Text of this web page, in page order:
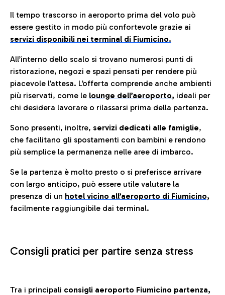
Il tempo trascorso in aeroporto prima del volo può
essere gestito in modo più confortevole grazie ai
servizi disponibili nei terminal di Fiumicino.
All’interno dello scalo si trovano numerosi punti di
ristorazione, negozi e spazi pensati per rendere più
piacevole l’attesa. L’offerta comprende anche ambienti
più riservati, come le lounge dell’aeroporto, ideali per
chi desidera lavorare o rilassarsi prima della partenza.
Sono presenti, inoltre, servizi dedicati alle famiglie,
che facilitano gli spostamenti con bambini e rendono
più semplice la permanenza nelle aree di imbarco.
Se la partenza è molto presto o si preferisce arrivare
con largo anticipo, può essere utile valutare la
presenza di un hotel vicino all’aeroporto di Fiumicino,
facilmente raggiungibile dai terminal.
Consigli pratici per partire senza stress
Tra i principali consigli aeroporto Fiumicino partenza,